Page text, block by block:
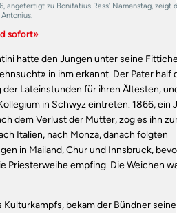
angefertigt zu Bonifatius Räss’ Namenstag, zeigt
sofort»
hatte den Jungen unter seine
in ihm erkannt. Der Pater half
der Lateinstunden für ihren Ältesten,
in Schwyz eintreten. 1866, ein
dem Verlust der Mutter, zog es ihn
Italien, nach Monza, danach folgten
in Mailand, Chur und Innsbruck,
Priesterweihe empfing. Die Weichen
Kulturkampfs, bekam der Bündner